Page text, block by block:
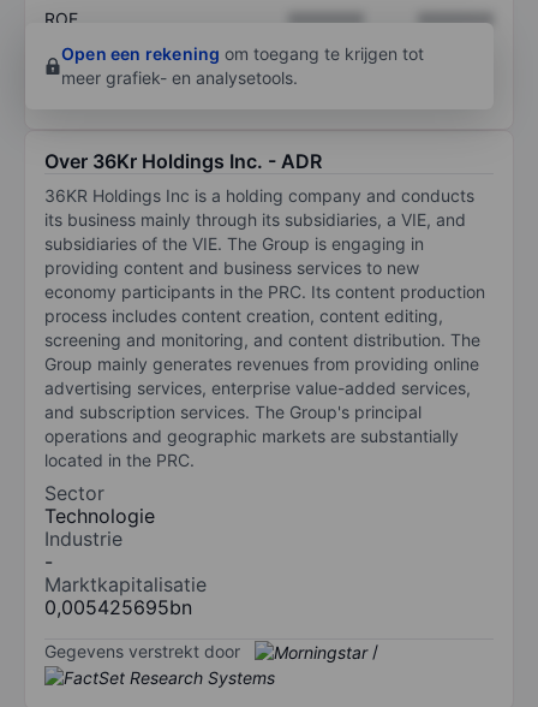
ROE XXXXXXX
XXXXXXX
Open een rekening om toegang te krijgen tot
meer grafiek- en analysetools.
Over 36Kr Holdings Inc. - ADR
36KR Holdings Inc is a holding company and conducts
its business mainly through its subsidiaries, a VIE, and
subsidiaries of the VIE. The Group is engaging in
providing content and business services to new
economy participants in the PRC. Its content production
process includes content creation, content editing,
screening and monitoring, and content distribution. The
Group mainly generates revenues from providing online
advertising services, enterprise value-added services,
and subscription services. The Group's principal
operations and geographic markets are substantially
located in the PRC.
Sector
Technologie
Industrie
-
Marktkapitalisatie
0,005425695bn
Gegevens verstrekt door /